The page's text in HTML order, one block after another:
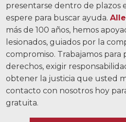
presentarse dentro de plazos
espere para buscar ayuda.
más de 100 años, hemos
lesionados, guiados por la
compromiso. Trabajamos para
derechos, exigir
obtener la justicia que usted
contacto con nosotros hoy
gratuita.